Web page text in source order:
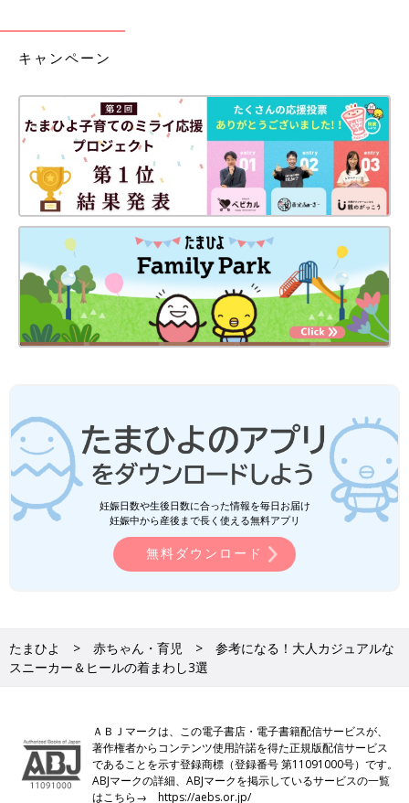
キャンペーン
妊娠日数や生後日数に合った情報を毎日お届け
妊娠中から産後まで長く使える無料アプリ
無料ダウンロード
たまひよ 赤ちゃん・育児
参考になる！大人カジュアルな
スニーカー＆ヒールの着まわし3選
ＡＢＪマークは、この電子書店・電子書籍配信サービスが、
著作権者からコンテンツ使用許諾を得た正規版配信サービス
であることを示す登録商標（登録番号 第11091000号）です。
ABJマークの詳細、ABJマークを掲示しているサービスの一覧
はこちら→https://aebs.or.jp/